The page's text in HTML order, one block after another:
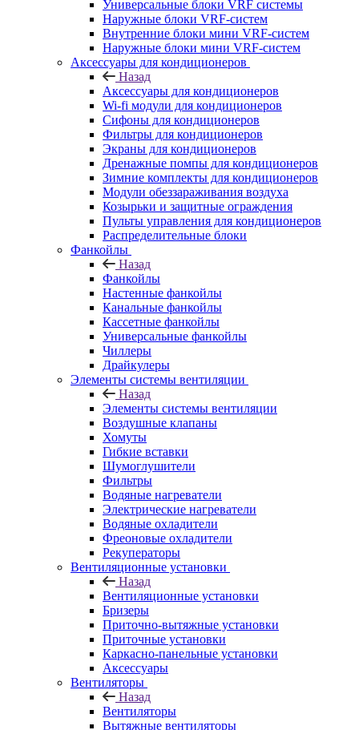
Универсальные блоки VRF системы
Наружные блоки VRF-систем
Внутренние блоки мини VRF-систем
Наружные блоки мини VRF-систем
Аксессуары для кондиционеров
Назад
Аксессуары для кондиционеров
Wi-fi модули для кондиционеров
Сифоны для кондиционеров
Фильтры для кондиционеров
Экраны для кондиционеров
Дренажные помпы для кондиционеров
Зимние комплекты для кондиционеров
Модули обеззараживания воздуха
Козырьки и защитные ограждения
Пульты управления для кондиционеров
Распределительные блоки
Фанкойлы
Назад
Фанкойлы
Настенные фанкойлы
Канальные фанкойлы
Кассетные фанкойлы
Универсальные фанкойлы
Чиллеры
Драйкулеры
Элементы системы вентиляции
Назад
Элементы системы вентиляции
Воздушные клапаны
Хомуты
Гибкие вставки
Шумоглушители
Фильтры
Водяные нагреватели
Электрические нагреватели
Водяные охладители
Фреоновые охладители
Рекуператоры
Вентиляционные установки
Назад
Вентиляционные установки
Бризеры
Приточно-вытяжные установки
Приточные установки
Каркасно-панельные установки
Аксессуары
Вентиляторы
Назад
Вентиляторы
Вытяжные вентиляторы